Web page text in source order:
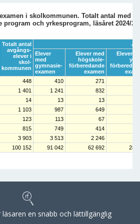
i skolkommunen. Totalt antal med
program och yrkesprogram, läsåret 2024/
Totalt antal
avgångs-
elever i
skol-
kommunen
Elever
med
gymnasie-
examen
Elever med
högskole-
förberedande
examen
Elever
448 410 271
1 401 1 241 832
14 13
13
1 103 987 649
123 113 67
815 749 414
3 903 3 513 2 246
100 152 91 042 62 692 28
läsaren en snabb och lättillgänglig